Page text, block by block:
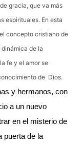
gracia, que va más
espirituales. En esta
concepto cristiano de
de la
fe y el amor se
de Dios.
y hermanos, con
a un nuevo
en el misterio de
puerta de la